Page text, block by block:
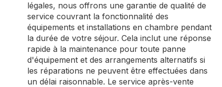
légales, nous offrons une garantie de qualité de
service couvrant la fonctionnalité des
équipements et installations en chambre pendant
la durée de votre séjour. Cela inclut une réponse
rapide à la maintenance pour toute panne
d'équipement et des arrangements alternatifs si
les réparations ne peuvent être effectuées dans
un délai raisonnable. Le service après-vente